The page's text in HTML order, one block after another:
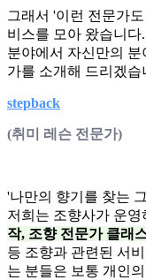
그래서 '이런 전문가
비스를 모아 왔습니
분야에서 자신만의
가를 소개해 드리겠습
stepback
(취미 레슨 전문가)
'나만의 향기를 찾는 그
저희는 조향사가 운
작, 조향 전문가 클래
등 조향과 관련된 서
는 분들은 보통 개인